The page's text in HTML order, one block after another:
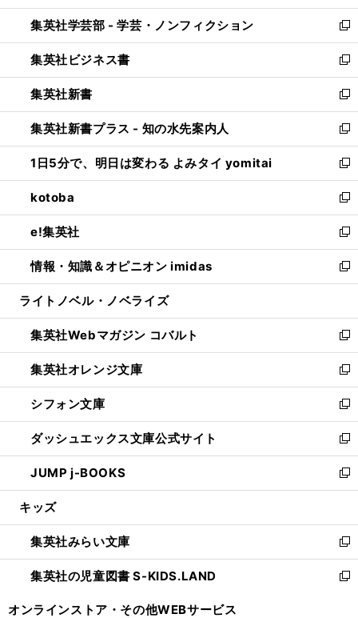
開
く
ウ
で
開
く
ン
ド
ウ
で
開
く
ウ
ィ
ン
ド
ウ
で
開
く
集英社学芸部 - 学芸・ノンフィクション
新
し
い
ウ
ィ
ン
ド
ウ
で
開
く
集英社ビジネス書
新
し
い
ウ
ィ
ン
ド
ウ
で
開
く
集英社新書
新
し
い
ウ
ィ
ン
ド
ウ
で
開
く
集英社新書プラス - 知の水先案内人
新
し
い
ウ
ィ
ン
ド
ウ
で
開
1日5分で、明日は変わる よみタイ yomitai
新
し
い
ウ
ィ
ン
ド
ウ
開
く
kotoba
新
し
い
ウ
ィ
ン
ウ
で
開
く
e!集英社
新
し
い
ウ
ン
ド
ウ
で
開
く
情報・知識＆オピニオン imidas
新
し
ウ
ィ
ン
ド
ウ
で
開
く
ライトノベル・ノベライズ
集英社Webマガジン コバルト
新
し
い
ウ
ィ
ン
ド
ウ
で
開
集英社オレンジ文庫
新
し
い
ウ
ィ
ン
ド
ウ
開
く
シフォン文庫
新
し
い
ウ
ィ
ン
ウ
で
開
く
ダッシュエックス文庫公式サイト
新
し
い
ウ
ン
ド
ウ
で
JUMP j-BOOKS
新
し
ウ
ィ
ン
ド
キッズ
集英社みらい文庫
新
し
い
集英社の児童図書 S-KIDS.LAND
新
オンラインストア・ その他WEBサービス